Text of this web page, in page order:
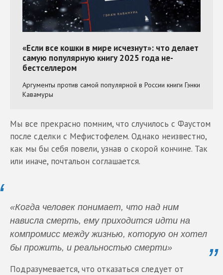
Мы все прекрасно помним, что случилось с Фаустом
после сделки с Мефистофелем. Однако неизвестно,
как мы бы себя повели, узнав о скорой кончине. Так
или иначе, почтальон соглашается.
«Когда человек понимает, что над ним
нависла смерть, ему приходится идти на
компромисс между жизнью, которую он хотел
бы прожить, и реальностью смерти»
Подразумевается, что отказаться следует от